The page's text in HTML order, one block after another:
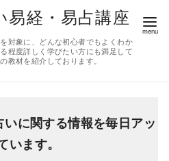
経・易占講座
対象に、どんな初心者でもよくわか
程度詳しく学びたい方にも満足して
教材を紹介しております。
に関する情報を毎日アッ
います。